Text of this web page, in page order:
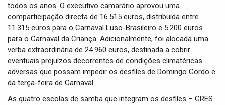
todos os anos. O executivo camarário aprovou uma
comparticipação directa de 16.515 euros, distribuída entre
11.315 euros para o Carnaval Luso-Brasileiro e 5.200 euros
para o Carnaval da Criança. Adicionalmente, foi alocada uma
verba extraordinária de 24.960 euros, destinada a cobrir
eventuais prejuízos decorrentes de condições climatéricas
adversas que possam impedir os desfiles de Domingo Gordo e
da terça-feira de Carnaval.
As quatro escolas de samba que integram os desfiles – GRES